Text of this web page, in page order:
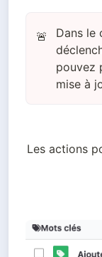
🚨
Dans le
pouvez
mise à
Les actions